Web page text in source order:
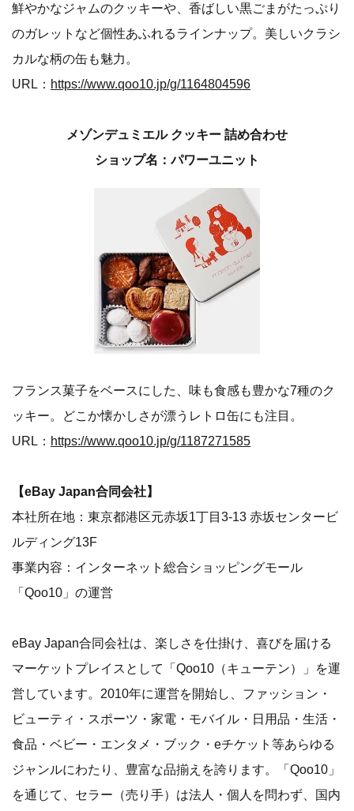
鮮やかなジャムのクッキーや、香ばしい黒ごまがたっぷり
のガレットなど個性あふれるラインナップ。美しいクラシ
カルな柄の缶も魅力。
URL： https://www.qoo10.jp/g/1164804596
メゾンデュミエル クッキー 詰め合わせ
ショップ名：パワーユニット
フランス菓子をベースにした、味も食感も豊かな7種のク
ッキー。どこか懐かしさが漂うレトロ缶にも注目。
URL： https://www.qoo10.jp/g/1187271585
【eBay Japan合同会社】
本社所在地：東京都港区元赤坂1丁目3-13 赤坂センタービ
ルディング13F
事業内容：インターネット総合ショッピングモール
「Qoo10」の運営
eBay Japan合同会社は、楽しさを仕掛け、喜びを届ける
マーケットプレイスとして「Qoo10（キューテン）」を運
営しています。2010年に運営を開始し、ファッション・
ビューティ・スポーツ・家電・モバイル・日用品・生活・
食品・ベビー・エンタメ・ブック・eチケット等あらゆる
ジャンルにわたり、豊富な品揃えを誇ります。「Qoo10」
を通じて、セラー（売り手）は法人・個人を問わず、国内